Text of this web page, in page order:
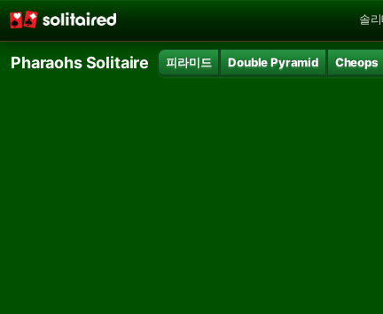
솔
Pharaohs Solitaire 피라미드 Double Pyramid Cheops